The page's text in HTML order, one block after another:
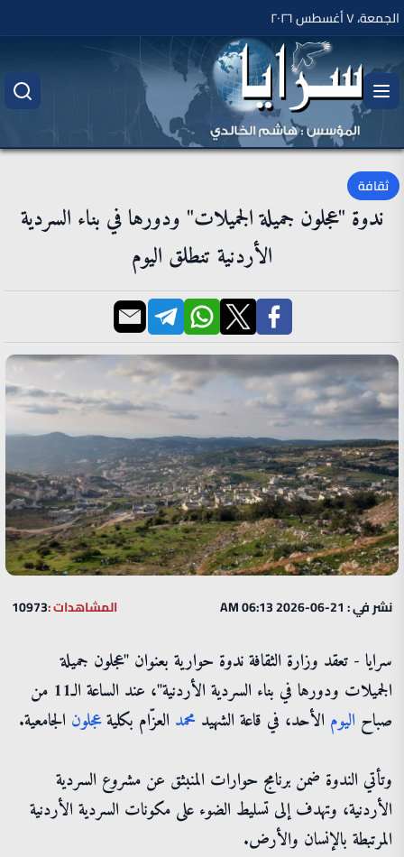
الجمعة، ٧ أغسطس ٢٠٢٦
ثقافة
ندوة "عجلون جميلة الجميلات" ودورها في بناء السردية
الأردنية تنطلق اليوم
نشر في : 21-06-2026 06:13 AM المشاهدات :10973
سرايا - تعقد وزارة الثقافة ندوة حوارية بعنوان "عجلون جميلة
الجميلات ودورها في بناء السردية الأردنية"، عند الساعة الـ11 من
صباح اليوم الأحد، في قاعة الشهيد محمد العزّام بكليةعجلون الجامعية.
وتأتي الندوة ضمن برنامج حوارات المنبثق عن مشروع السردية
الأردنية، وتهدف إلى تسليط الضوء على مكونات السردية الأردنية
المرتبطة بالإنسان والأرض.